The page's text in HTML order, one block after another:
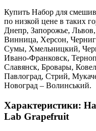
Купить Набор для
по низкой цене в таких
Днепр, Запорожье,
Винница, Херсон,
Сумы, Хмельницкий,
Ивано-Франковск,
Славянск, Бровары,
Павлоград, Стрий,
Новоград – Волинський.
Характеристики:
Lab Grapefruit